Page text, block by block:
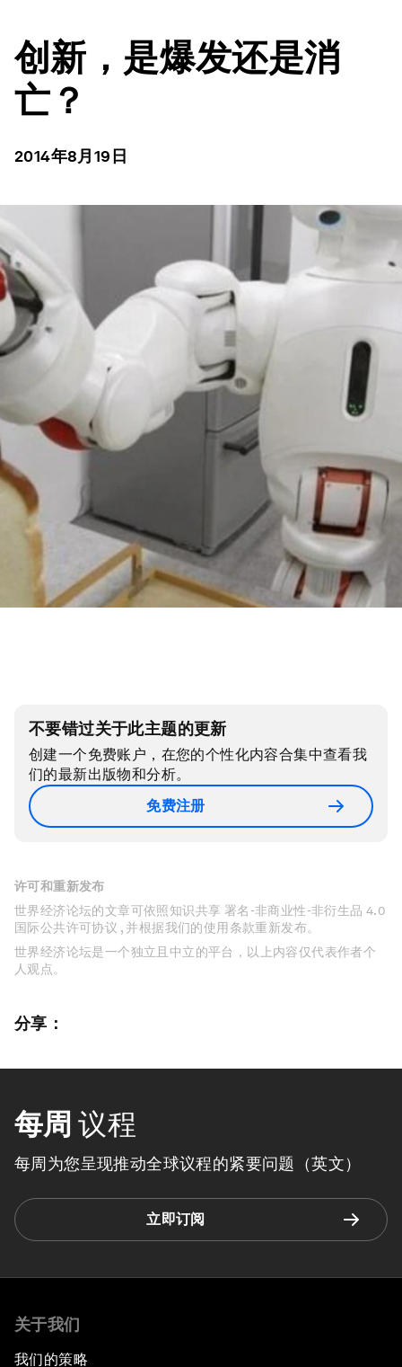
创新，是爆发还是消
亡？
2014年8月19日
不要错过关于此主题的更新
创建一个免费账户，在您的个性化内容合集中查看我
们的最新出版物和分析。
免费注册
许可和重新发布
世界经济论坛的文章可依照知识共享 署名-非商业性-非衍生品 4.0
国际公共许可协议 , 并根据我们的使用条款重新发布。
世界经济论坛是一个独立且中立的平台，以上内容仅代表作者个
人观点。
分享：
每周 议程
每周为您呈现推动全球议程的紧要问题（英文）
立即订阅
关于我们
我们的策略